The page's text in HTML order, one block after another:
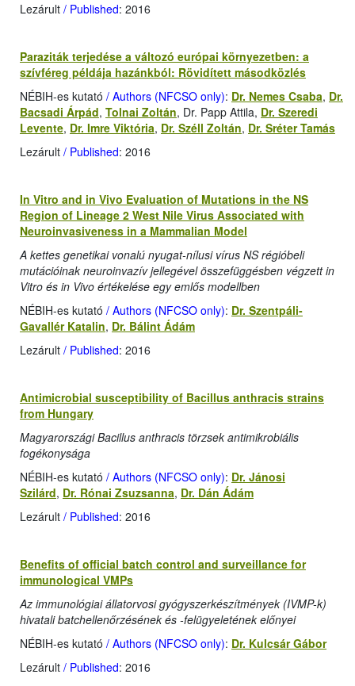
Lezárult / Published: 2016
Paraziták terjedése a változó európai környezetben: a
szívféreg példája hazánkból: Rövidített másodközlés
NÉBIH-es kutató / Authors (NFCSO only): Dr. Nemes Csaba, Dr.
Bacsadi Árpád, Tolnai Zoltán, Dr. Papp Attila, Dr. Szeredi
Levente, Dr. Imre Viktória, Dr. Széll Zoltán, Dr. Sréter Tamás
Lezárult / Published: 2016
In Vitro and in Vivo Evaluation of Mutations in the NS
Region of Lineage 2 West Nile Virus Associated with
Neuroinvasiveness in a Mammalian Model
A kettes genetikai vonalú nyugat-nílusi vírus NS régióbeli
mutációinak neuroinvazív jellegével összefüggésben végzett in
Vitro és in Vivo értékelése egy emlős modellben
NÉBIH-es kutató / Authors (NFCSO only): Dr. Szentpáli-
Gavallér Katalin, Dr. Bálint Ádám
Lezárult / Published: 2016
Antimicrobial susceptibility of Bacillus anthracis strains
from Hungary
Magyarországi Bacillus anthracis törzsek antimikrobiális
fogékonysága
NÉBIH-es kutató / Authors (NFCSO only): Dr. Jánosi
Szilárd, Dr. Rónai Zsuzsanna, Dr. Dán Ádám
Lezárult / Published: 2016
Benefits of official batch control and surveillance for
immunological VMPs
Az immunológiai állatorvosi gyógyszerkészítmények (IVMP-k)
hivatali batchellenőrzésének és -felügyeletének előnyei
NÉBIH-es kutató / Authors (NFCSO only): Dr. Kulcsár Gábor
Lezárult / Published: 2016